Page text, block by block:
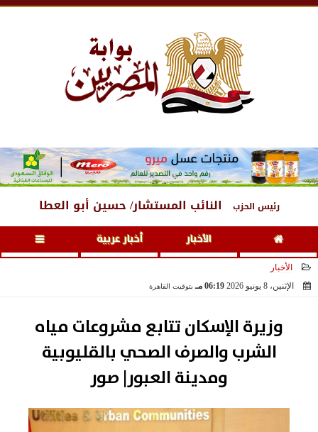
رئيس الحزب النائب المستشار/ حسين أبو العطا
الأخبار أخبار عربية
الأخبار
الإثنين، 8 يونيو 2026
06:19 مـ بتوقيت القاهرة
وزيرة الإسكان تتابع مشروعات مياه
الشرب والصرف الصحي بالقليوبية
ومدينة العبور| صور